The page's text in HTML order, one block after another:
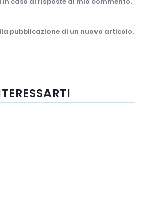
pubblicazione di un nuovo articolo.